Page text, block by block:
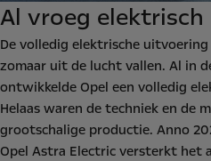
Al vroeg elektrisch
De volledig elektrische
zomaar uit de lucht vallen. Al in
ontwikkelde Opel een volledig
Helaas waren de techniek en de
grootschalige productie. Anno
Opel Astra Electric versterkt het